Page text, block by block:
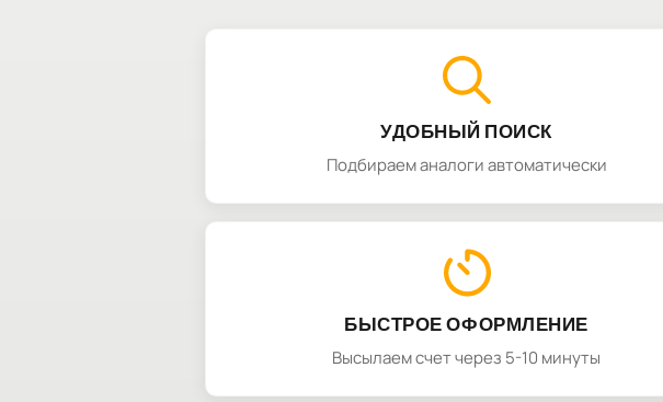
УДОБНЫЙ ПОИСК
Подбираем аналоги автоматически
БЫСТРОЕ ОФОРМЛЕНИЕ
Высылаем счет через 5-10 минуты